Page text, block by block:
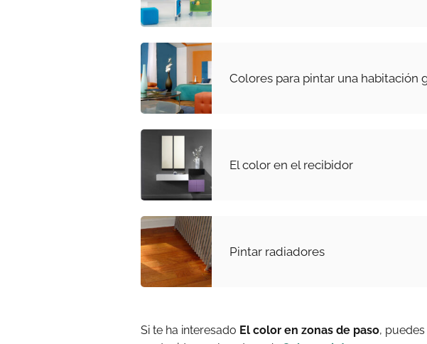
Colores para pintar una habitación
El color en el recibidor
Pintar radiadores
Si te ha interesado El color en zonas de paso,